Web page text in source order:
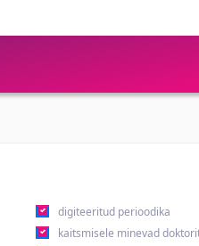
digiteeritud perioodika
kaitsmisele minevad